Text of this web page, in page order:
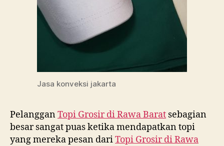
Jasa konveksi jakarta
PelangganTopi Grosir diRawa Barat sebagian
besar sangat puas ketika mendapatkan topi
yang mereka pesan dariTopi Grosir diRawa